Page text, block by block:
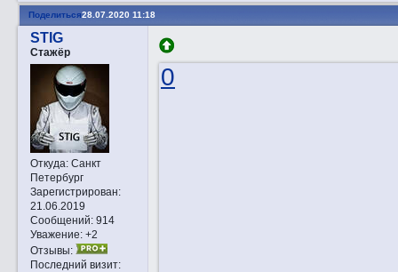
Поделиться28.07.2020 11:18
STIG
Стажёр
Откуда:Санкт
Петербург
Зарегистрирован:
21.06.2019
Сообщений:914
Уважение: +2
Отзывы:
Последний визит:
0